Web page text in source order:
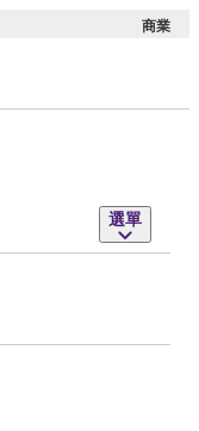
商業
選單